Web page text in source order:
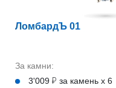
ЛомбардЪ 01
За камни:
3'009 ₽ за камень х 6